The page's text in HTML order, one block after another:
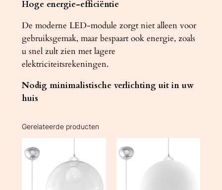
Hoge energie-efficiëntie
De moderne LED-module zorgt niet alleen voor
gebruiksgemak, maar bespaart ook energie, zoals
u snel zult zien met lagere
elektriciteitsrekeningen.
Nodig minimalistische verlichting uit in uw
huis
Gerelateerde producten